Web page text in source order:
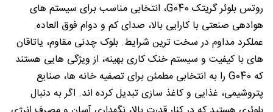
روتس بلوئر گریتک G040، انتخابی مناسب برای سیستم‌ های
هوادهی صنعتی با کارایی بالا، صدای کم و دوام فوق‌ العاده.
عملکرد مداوم در سخت‌ ترین شرایط. بلوک چدنی مقاوم، یاتاقان‌
های با کیفیت و سیستم خنک‌ کاری بهینه، از ویژگی‌ هایی هستند
که G040 را به انتخابی مطمئن برای تصفیه‌ خانه‌ ها، صنایع
پتروشیمی، غذایی و کاغذ سازی تبدیل کرده‌ اند. اگر به دنبال